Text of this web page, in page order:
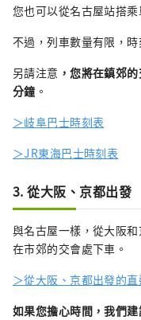
您也可以從名古屋站搭
不過，列車數量有限，
另請注意 ，您將在鎮郊
分鐘 。
＞岐阜巴士時刻表
＞JR東海巴士時刻表
3. 從大阪、京都出發
與名古屋一樣，從大阪
在市郊的交會處下車。
＞從大阪、京都出發的直
如果您擔心時間，我們